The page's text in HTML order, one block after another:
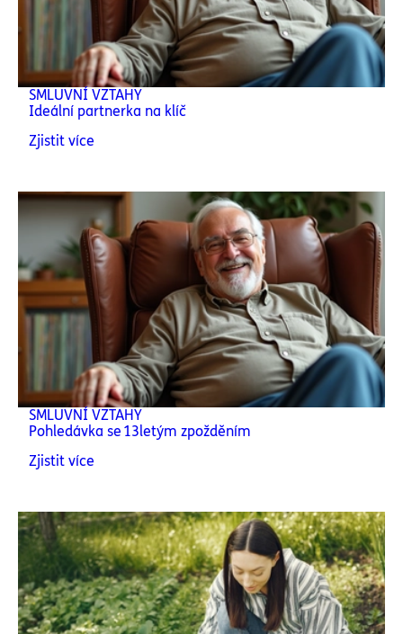
SMLUVNÍ VZTAHY
Ideální partnerka na klíč
Zjistit více
SMLUVNÍ VZTAHY
Pohledávka se 13letým zpožděním
Zjistit více